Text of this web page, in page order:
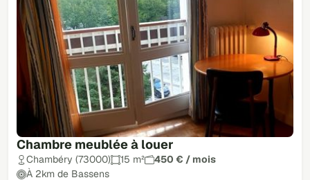
Chambre meublée à louer
Chambéry (73000) 15 m²
450 € / mois
À 2km de Bassens